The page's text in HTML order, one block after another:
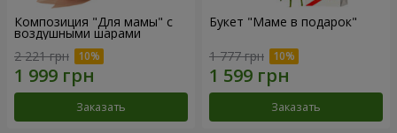
Композиция "Для мамы" с
воздушными шарами
2 221 грн
Заказать
Букет "Маме в подарок"
1 777 грн
Заказать